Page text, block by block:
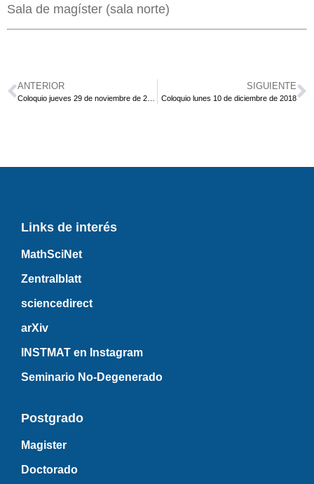
Sala de magíster (sala norte)
ANTERIOR SIGUIENTE
Coloquio lunes 10 de diciembre de 2018
Links de interés
MathSciNet
Zentralblatt
sciencedirect
arXiv
INSTMAT en Instagram
Seminario No-Degenerado
Postgrado
Magister
Doctorado